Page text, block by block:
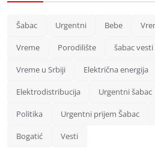
Šabac Urgentni Bebe
Vreme Porodilište šabac vesti
Vreme u Srbiji Električna energija
Elektrodistribucija Urgentni šabac
Politika Urgentni prijem Šabac
Bogatić Vesti